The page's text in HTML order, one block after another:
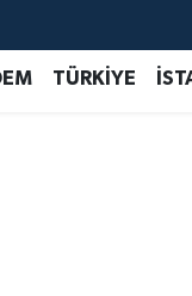
TÜRKİYE